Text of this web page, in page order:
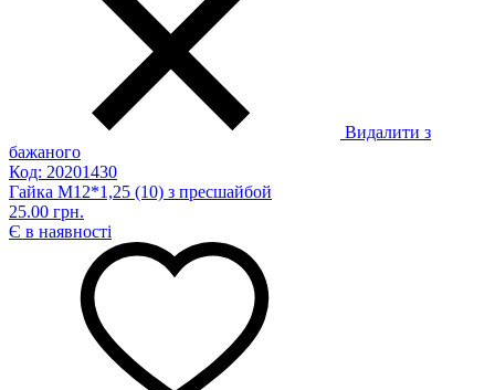
Видалити з
бажаного
Код: 20201430
Гайка М12*1,25 (10) з пресшайбой
25.00 грн.
Є в наявності